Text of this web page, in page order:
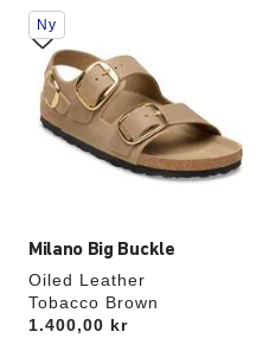
Milano Big Buckle
Oiled Leather
Tobacco Brown
Price:
1.400,00 kr
Interaktion
med
prøvefarver
opdatere
produktbilledet
Ny